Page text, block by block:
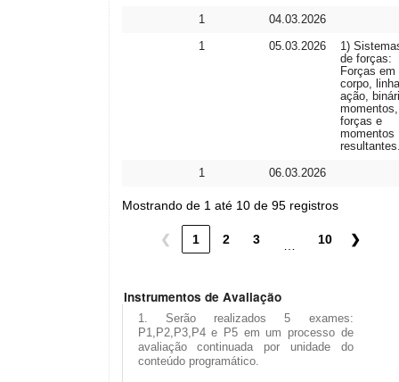
1 04.03.2026
1 05.03.2026
1)
de forças:
Forças em
corpo,
ação,
momentos,
forças e
momentos
1 06.03.2026
Mostrando de 1 até 10 de 95 registros
❮ 1 2 3 … 10 ❯
Instrumentos de Avaliação
1. Serão realizados 5 exames:
P1,P2,P3,P4 e P5 em um processo de
avaliação continuada por unidade do
conteúdo programático.